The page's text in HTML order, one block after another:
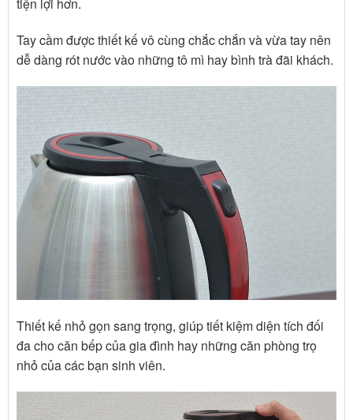
tiện lợi hơn.
Tay cầm được thiết kế vô cùng chắc chắn và vừa tay nên
dễ dàng rót nước vào những tô mì hay bình trà đãi khách.
Thiết kế nhỏ gọn sang trọng, giúp tiết kiệm diện tích đối
đa cho căn bếp của gia đình hay những căn phòng trọ
nhỏ của các bạn sinh viên.